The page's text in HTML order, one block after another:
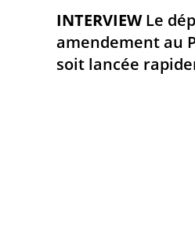
INTERVIEW Le
amendement au
soit lancée